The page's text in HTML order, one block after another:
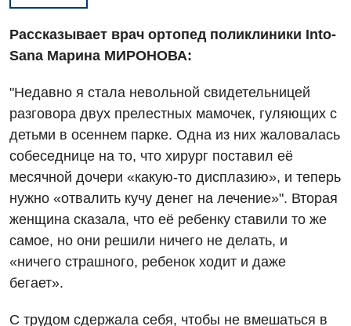
Рассказывает врач ортопед поликлиники Into-
Sana Марина МИРОНОВА:
"Недавно я стала невольной свидетельницей
разговора двух прелестных мамочек, гуляющих с
детьми в осеннем парке. Одна из них жаловалась
собеседнице на то, что хирург поставил её
месячной дочери «какую-то дисплазию», и теперь
нужно «отвалить кучу денег на лечение»". Вторая
женщина сказала, что её ребенку ставили то же
самое, но они решили ничего не делать, и
«ничего страшного, ребенок ходит и даже
бегает».
С трудом сдержала себя, чтобы не вмешаться в